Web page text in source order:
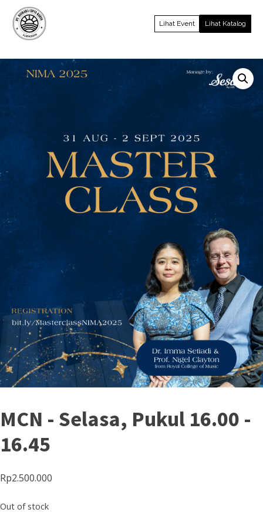
Lihat Event Lihat Katalog
MCN - Selasa, Pukul 16.00 -
16.45
Rp2.500.000
Out of stock